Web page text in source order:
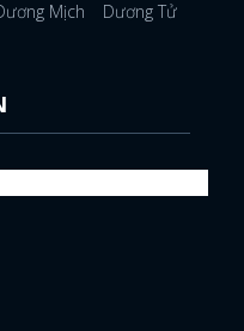
Mịch Dương Tử